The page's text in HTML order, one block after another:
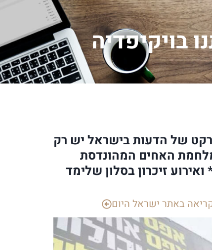
בויקיפדיה
של הדעות בישראל יש רק
האחים המהונדסת
זיכרון בסלון שלימד
באתר ישראל היום